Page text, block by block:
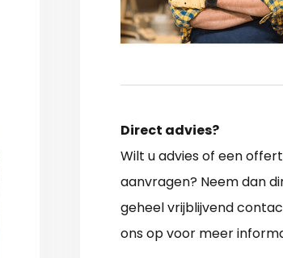
Direct advies?
Wilt u advies of een
aanvragen? Neem dan
geheel vrijblijvend
ons op voor meer